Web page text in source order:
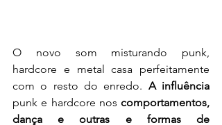
O novo som misturando punk,
hardcore e metal casa perfeitamente
com o resto do enredo. A influência
punk e hardcore nos comportamentos,
dança e outras e formas de